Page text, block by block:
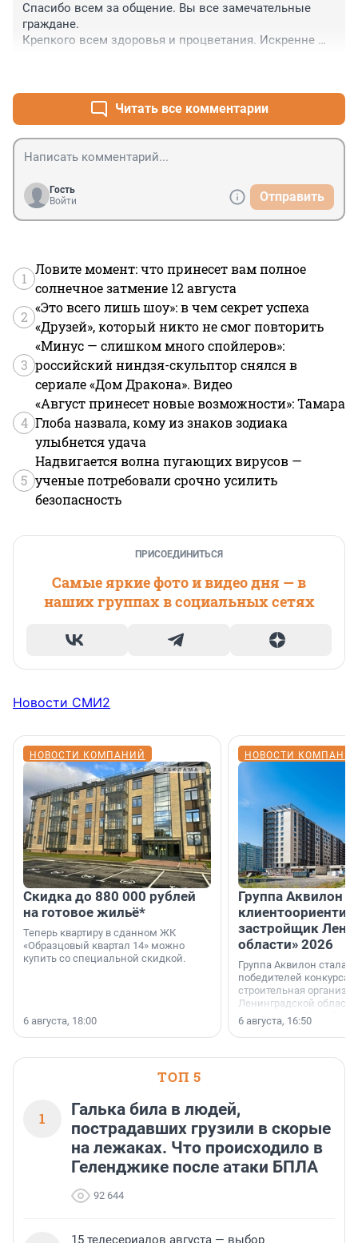
Спасибо всем за общение. Вы все замечательные
граждане.
Крепкого всем здоровья и процветания. Искренне
позитивных новостей🌹.
Любите наш город!
Читать все комментарии
Гость
Войти
Отправить
1
Ловите момент: что принесет вам полное
солнечное затмение 12 августа
2
«Это всего лишь шоу»: в чем секрет успеха
«Друзей», который никто не смог повторить
3
«Минус — слишком много спойлеров»:
российский ниндзя-скульптор снялся в
сериале «Дом Дракона». Видео
4
«Август принесет новые возможности»: Тамара
Глоба назвала, кому из знаков зодиака
улыбнется удача
5
Надвигается волна пугающих вирусов —
ученые потребовали срочно усилить
безопасность
ПРИСОЕДИНИТЬСЯ
Самые яркие фото и видео дня — в
наших группах в социальных сетях
Новости СМИ2
НОВОСТИ КОМПАНИЙ
Скидка до 880 000 рублей
на готовое жильё*
Теперь квартиру в сданном ЖК
«Образцовый квартал 14» можно
купить со специальной скидкой.
6 августа, 18:00
НОВОСТИ
Группа Аквилон
застройщик
области» 2026
Группа Аквилон стала
победителей конкурса
строительная
Ленинградской области
номинации «Самый
застройщик
области».
6 августа, 16:50
ТОП 5
1
Галька била в людей,
пострадавших грузили в скорые
на лежаках. Что происходило в
Геленджике после атаки БПЛА
92 644
15 телесериалов августа — выбор